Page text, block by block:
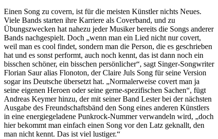
Einen Song zu covern, ist für die meisten Künstler nichts Neues.
Viele Bands starten ihre Karriere als Coverband, und zu
Übungszwecken hat nahezu jeder Musiker bereits die Songs anderer
Bands nachgespielt. Doch „wenn man ein Lied nicht nur covert,
weil man es cool findet, sondern man die Person, die es geschrieben
hat und es sonst performt, auch noch kennt, das ist dann noch ein
bisschen schöner, ein bisschen persönlicher“, sagt Singer-Songwriter
Florian Saur alias Flonoton, der Claire Juls Song für seine Version
sogar ins Deutsche übersetzt hat. „Normalerweise covert man ja
seine eigenen Heroen oder seine gerne-spezifischen Sachen“, fügt
Andreas Keymer hinzu, der mit seiner Band Lester bei der nächsten
Ausgabe des Freundschaftsbänd den Song eines anderen Künstlers
in eine energiegeladene Punkrock-Nummer verwandeln wird, „doch
hier bekommt man einfach einen Song vor den Latz geknallt, den
man nicht kennt. Das ist viel lustiger.“